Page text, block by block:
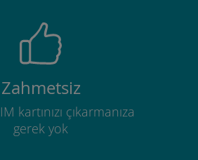
Zahmetsiz
kartınızı çıkarmanıza
gerek yok